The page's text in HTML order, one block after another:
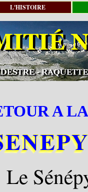
L'HISTOIRE
A
Le